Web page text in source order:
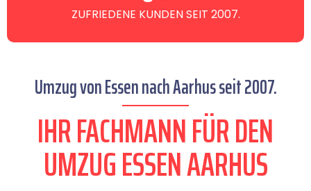
ZUFRIEDENE KUNDEN SEIT 2007.
Umzug von Essen nach Aarhus seit 2007.
IHR FACHMANN FÜR DEN
UMZUG ESSEN AARHUS